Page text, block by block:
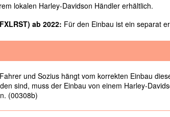
lokalen Harley-Davidson Händler erhältlich.
ab 2022: Für den Einbau ist ein separat
und Sozius hängt vom korrekten Einbau
sind, muss der Einbau von einem Harley-
(00308b)